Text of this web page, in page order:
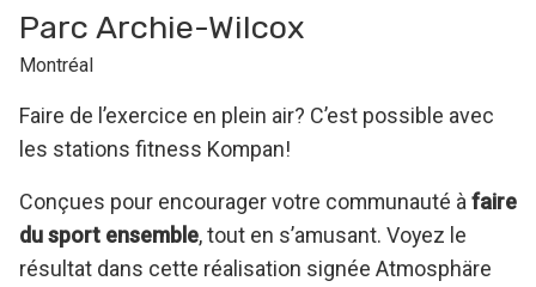
Parc Archie-Wilcox
Montréal
Faire de l’exercice en plein air? C’est possible avec
les stations fitness Kompan!
Conçues pour encourager votre communauté à faire
du sport ensemble, tout en s’amusant. Voyez le
résultat dans cette réalisation signée Atmosphäre